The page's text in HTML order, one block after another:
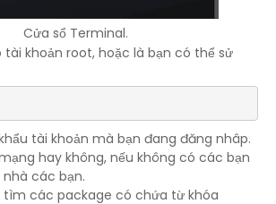
Cửa sổ Terminal.
khoản root, hoặc là bạn có thể sử
tài khoản mà bạn đang đăng nhâp.
hay không, nếu không có các bạn
các bạn.
tìm các package có chứa từ khóa